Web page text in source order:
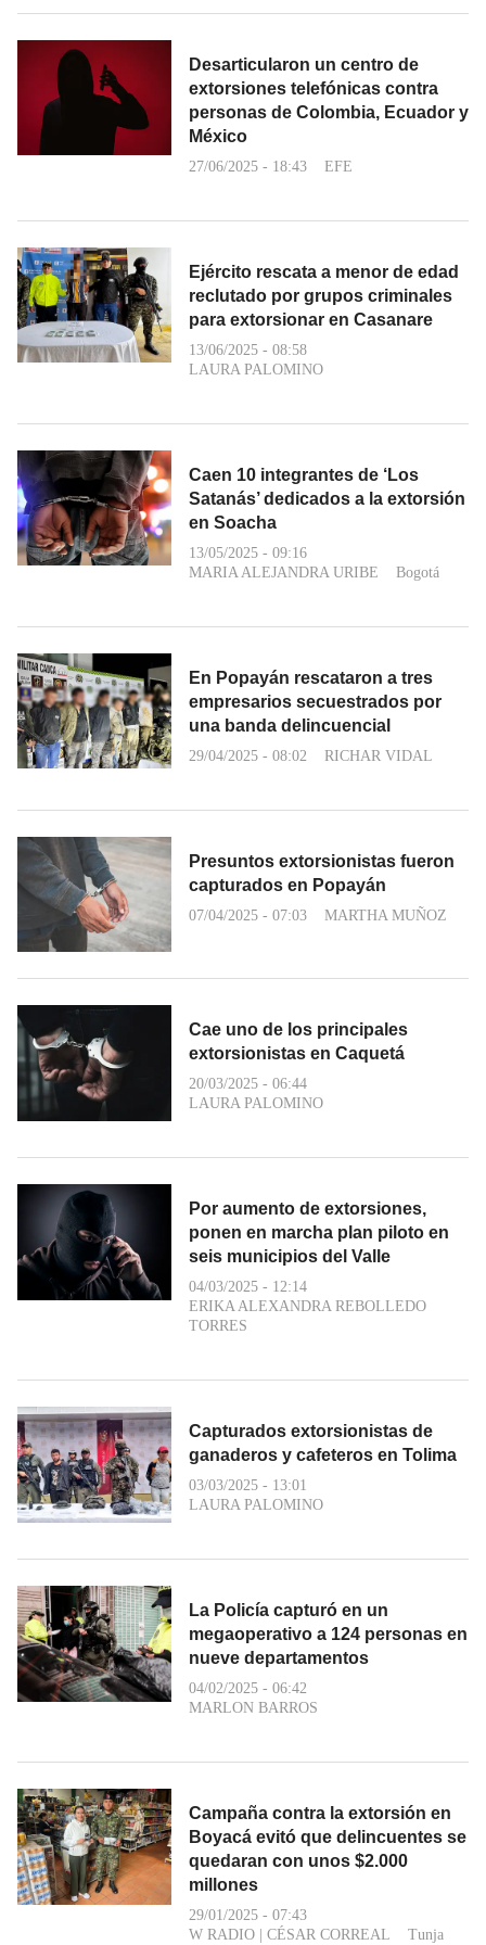
Desarticularon un centro de
extorsiones telefónicas contra
personas de Colombia, Ecuador y
México
27/06/2025 - 18:43 EFE
Ejército rescata a menor de edad
reclutado por grupos criminales
para extorsionar en Casanare
13/06/2025 - 08:58
LAURA PALOMINO
Caen 10 integrantes de ‘Los
Satanás’ dedicados a la extorsión
en Soacha
13/05/2025 - 09:16
MARIA ALEJANDRA URIBE
Bogotá
En Popayán rescataron a tres
empresarios secuestrados por
una banda delincuencial
29/04/2025 - 08:02 RICHAR VIDAL
Presuntos extorsionistas fueron
capturados en Popayán
07/04/2025 - 07:03 MARTHA MUÑOZ
Cae uno de los principales
extorsionistas en Caquetá
20/03/2025 - 06:44
LAURA PALOMINO
Por aumento de extorsiones,
ponen en marcha plan piloto en
seis municipios del Valle
04/03/2025 - 12:14
ERIKA ALEXANDRA REBOLLEDO
TORRES
Capturados extorsionistas de
ganaderos y cafeteros en Tolima
03/03/2025 - 13:01
LAURA PALOMINO
La Policía capturó en un
megaoperativo a 124 personas en
nueve departamentos
04/02/2025 - 06:42
MARLON BARROS
Campaña contra la extorsión en
Boyacá evitó que delincuentes se
quedaran con unos $2.000
millones
29/01/2025 - 07:43
W RADIO
CÉSAR CORREAL Tunja